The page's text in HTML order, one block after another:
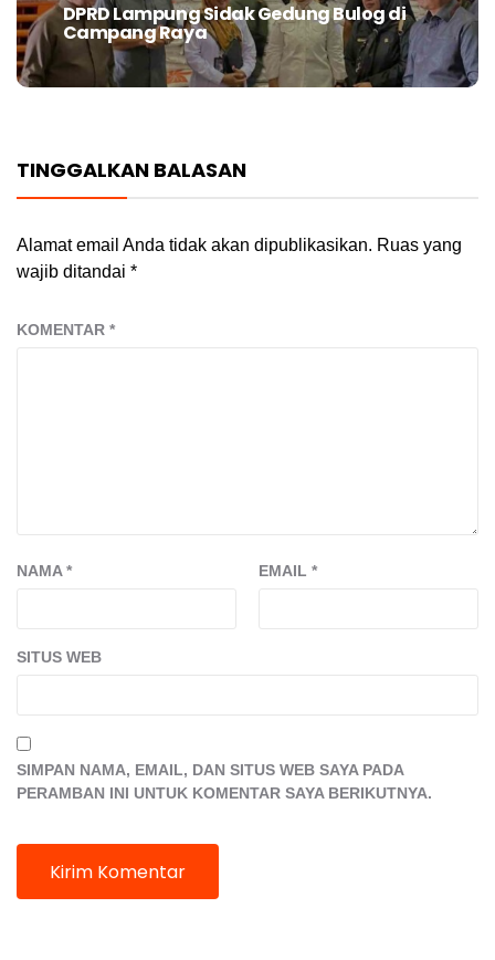
Next
post:
DPRD Lampung Sidak Gedung Bulog di
Campang Raya
TINGGALKAN BALASAN
Alamat email Anda tidak akan dipublikasikan. Ruas yang
wajib ditandai *
KOMENTAR *
NAMA* EMAIL *
SITUS WEB
SIMPAN NAMA, EMAIL, DAN SITUS WEB SAYA PADA
PERAMBAN INI UNTUK KOMENTAR SAYA BERIKUTNYA.